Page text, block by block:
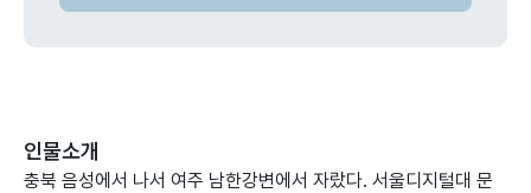
인물소개
충북 음성에서 나서 여주 남한강변에서 자랐다. 서울디지털대 문